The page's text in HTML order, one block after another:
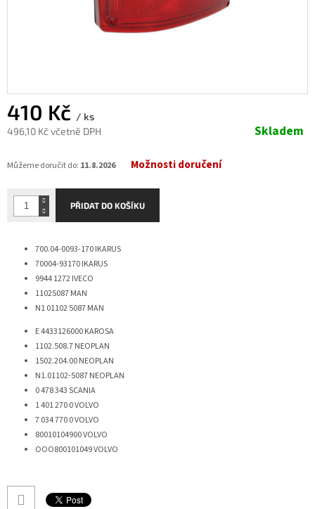
410 Kč / ks
496,10 Kč včetně DPH
cena:
Skladem
Můžeme doručit do: 11.8.2026 Možnosti doručení
PŘIDAT DO KOŠÍKU
700.04-0093-170IKARUS
70004-93170IKARUS
9944 1272IVECO
11025087MAN
N1 01102 5087MAN
E 4433126000 KAROSA
1102.508.7NEOPLAN
1502.204.00NEOPLAN
N1.01102-5087NEOPLAN
0 478 343SCANIA
1 401 270 0VOLVO
7 034 770 0VOLVO
80010104900VOLVO
OOO800101049VOLVO